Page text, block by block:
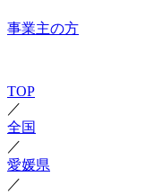
事業主の方
TOP
／
全国
／
愛媛県
／